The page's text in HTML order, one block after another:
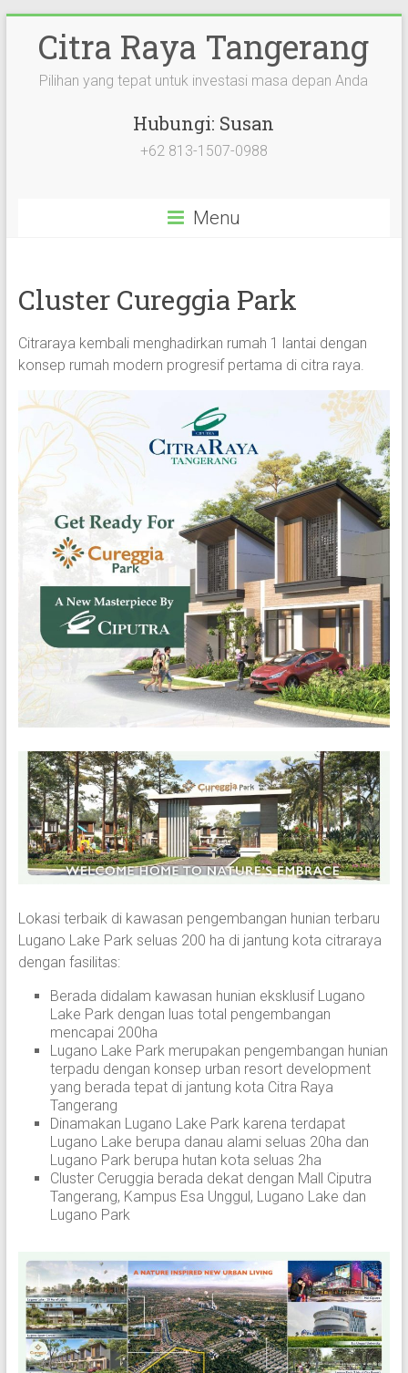
Citra Raya Tangerang
Pilihan yang tepat untuk investasi masa depan Anda
Hubungi: Susan
+62 813-1507-0988
Menu
Cluster Cureggia Park
Citraraya kembali menghadirkan rumah 1 lantai dengan
konsep rumah modern progresif pertama di citra raya.
Lokasi terbaik di kawasan pengembangan hunian terbaru
Lugano Lake Park seluas 200 ha di jantung kota citraraya
dengan fasilitas:
Berada didalam kawasan hunian eksklusif Lugano
Lake Park dengan luas total pengembangan
mencapai 200ha
Lugano Lake Park merupakan pengembangan hunian
terpadu dengan konsep urban resort development
yang berada tepat di jantung kota Citra Raya
Tangerang
Dinamakan Lugano Lake Park karena terdapat
Lugano Lake berupa danau alami seluas 20ha dan
Lugano Park berupa hutan kota seluas 2ha
Cluster Ceruggia berada dekat dengan Mall Ciputra
Tangerang, Kampus Esa Unggul, Lugano Lake dan
Lugano Park